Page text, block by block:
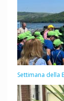
Settimana della